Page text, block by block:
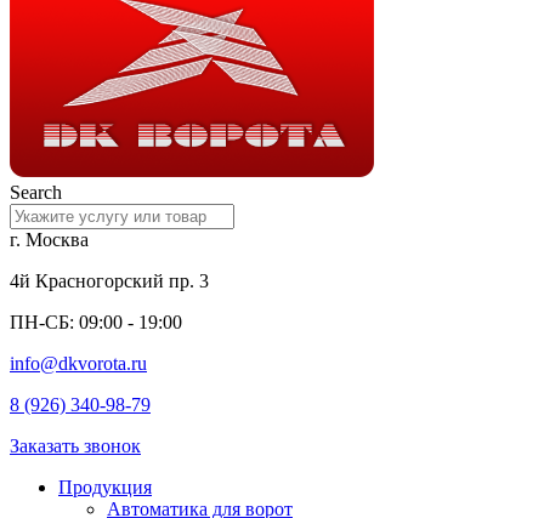
Search
г. Москва
4й Красногорский пр. 3
ПН-СБ: 09:00 - 19:00
info@dkvorota.ru
8 (926) 340-98-79
Заказать звонок
Продукция
Автоматика для ворот